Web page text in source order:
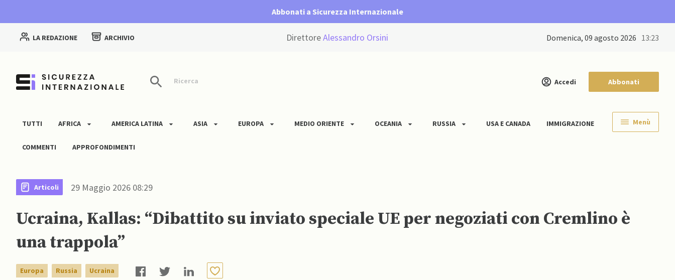
Abbonati a Sicurezza Internazionale
LA REDAZIONE ARCHIVIO DirettoreAlessandro Orsini domenica, 09 agosto 2026 13:23
Ricerca Accedi Abbonati
TUTTI AFRICA AMERICA LATINA ASIA EUROPA MEDIO ORIENTE OCEANIA RUSSIA USA E CANADA IMMIGRAZIONE
COMMENTI APPROFONDIMENTI
Menù
Articoli 29 Maggio 2026 08:29
Ucraina, Kallas: “Dibattito su inviato speciale UE per negoziati con Cremlino è
una trappola”
Europa Russia Ucraina